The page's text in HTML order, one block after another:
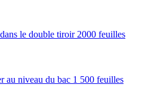
le double tiroir 2000 feuilles
au niveau du bac 1 500 feuilles